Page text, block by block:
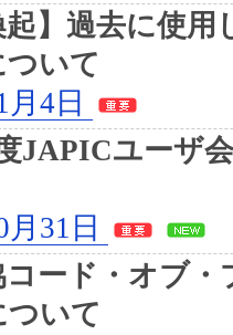
起】過去に使
いて
月4日
JAPICユーザ
月31日
コード・オブ
ついて